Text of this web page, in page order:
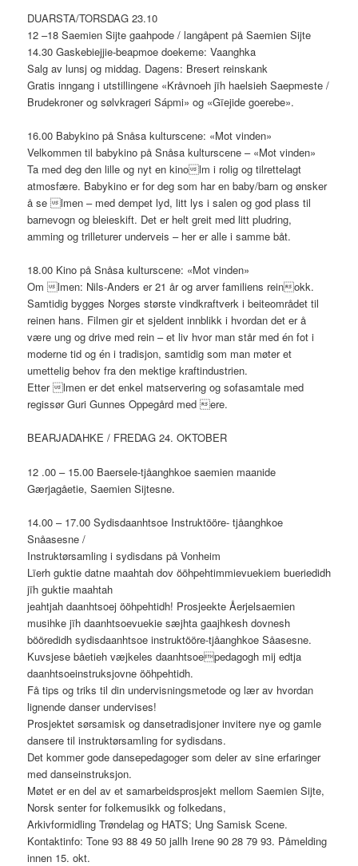
DUARSTA/TORSDAG 23.10
12 –18 Saemien Sijte gaahpode / langåpent på Saemien Sijte
14.30 Gaskebiejjie-beapmoe doekeme: Vaanghka
Salg av lunsj og middag. Dagens: Bresert reinskank
Gratis inngang i utstillingene «Kråvnoeh jïh haelsieh Saepmeste /
Brudekroner og sølvkrageri Sápmi» og «Gïejide goerebe».
16.00 Babykino på Snåsa kulturscene: «Mot vinden»
Velkommen til babykino på Snåsa kulturscene – «Mot vinden»
Ta med deg den lille og nyt en kinolm i rolig og tilrettelagt
atmosfære. Babykino er for deg som har en baby/barn og ønsker
å se lmen – med dempet lyd, litt lys i salen og god plass til
barnevogn og bleieskift. Det er helt greit med litt pludring,
amming og trilleturer underveis – her er alle i samme båt.
18.00 Kino på Snåsa kulturscene: «Mot vinden»
Om lmen: Nils-Anders er 21 år og arver familiens reinokk.
Samtidig bygges Norges største vindkraftverk i beiteområdet til
reinen hans. Filmen gir et sjeldent innblikk i hvordan det er å
være ung og drive med rein – et liv hvor man står med én fot i
moderne tid og én i tradisjon, samtidig som man møter et
umettelig behov fra den mektige kraftindustrien.
Etter lmen er det enkel matservering og sofasamtale med
regissør Guri Gunnes Oppegård med ere.
BEARJADAHKE / FREDAG 24. OKTOBER
12 .00 – 15.00 Baersele-tjåanghkoe saemien maanide
Gærjagåetie, Saemien Sijtesne.
14.00 – 17.00 Sydisdaanhtsoe Instruktööre- tjåanghkoe
Snåasesne /
Instruktørsamling i sydisdans på Vonheim
Lïerh guktie datne maahtah dov ööhpehtimmievuekiem bueriedidh
jïh guktie maahtah
jeahtjah daanhtsoej ööhpehtidh! Prosjeekte Åerjelsaemien
musihke jïh daanhtsoevuekie sæjhta gaajhkesh dovnesh
bööredidh sydisdaanhtsoe instruktööre-tjåanghkoe Såasesne.
Kuvsjese båetieh væjkeles daanhtsoepedagogh mij edtja
daanhtsoeinstruksjovne ööhpehtidh.
Få tips og triks til din undervisningsmetode og lær av hvordan
lignende danser undervises!
Prosjektet sørsamisk og dansetradisjoner invitere nye og gamle
dansere til instruktørsamling for sydisdans.
Det kommer gode dansepedagoger som deler av sine erfaringer
med danseinstruksjon.
Møtet er en del av et samarbeidsprosjekt mellom Saemien Sijte,
Norsk senter for folkemusikk og folkedans,
Arkivformidling Trøndelag og HATS; Ung Samisk Scene.
Kontaktinfo: Tone 93 88 49 50 jallh Irene 90 28 79 93. Påmelding
innen 15. okt.